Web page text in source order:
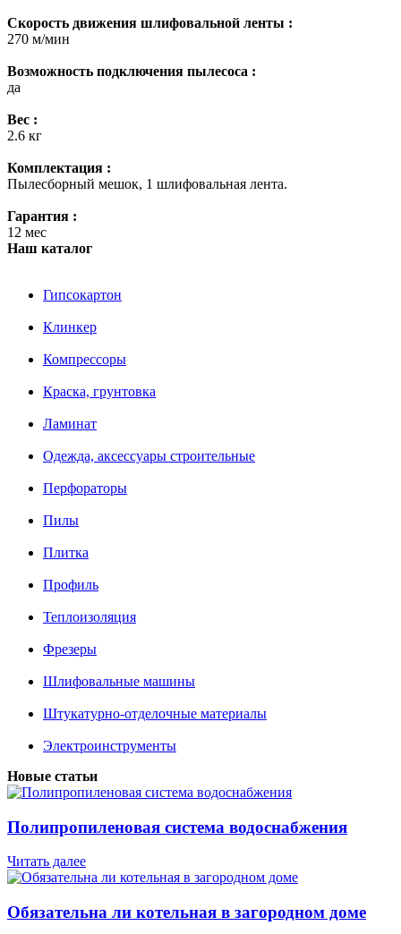
Скорость движения шлифовальной ленты :
270 м/мин
Возможность подключения пылесоса :
да
Вес :
2.6 кг
Комплектация :
Пылесборный мешок, 1 шлифовальная лента.
Гарантия :
12 мес
Наш каталог
Гипсокартон
Клинкер
Компрессоры
Краска, грунтовка
Ламинат
Одежда, аксессуары строительные
Перфораторы
Пилы
Плитка
Профиль
Теплоизоляция
Фрезеры
Шлифовальные машины
Штукатурно-отделочные материалы
Электроинструменты
Новые статьи
Полипропиленовая система водоснабжения
Читать далее
Обязательна ли котельная в загородном доме